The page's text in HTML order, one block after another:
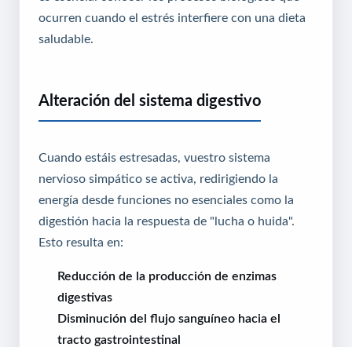
ocurren cuando el estrés interfiere con una dieta
saludable.
Alteración del sistema digestivo
Cuando estáis estresadas, vuestro sistema
nervioso simpático se activa, redirigiendo la
energía desde funciones no esenciales como la
digestión hacia la respuesta de "lucha o huida".
Esto resulta en:
Reducción de la producción de enzimas
digestivas
Disminución del flujo sanguíneo hacia el
tracto gastrointestinal